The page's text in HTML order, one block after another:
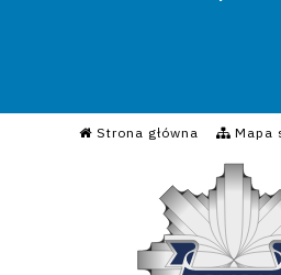
Strona główna Mapa